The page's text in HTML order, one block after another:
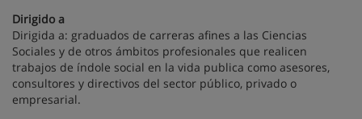
Dirigido a
Dirigida a: graduados de carreras afines a las Ciencias
Sociales y de otros ámbitos profesionales que realicen
trabajos de índole social en la vida publica como asesores,
consultores y directivos del sector público, privado o
empresarial.